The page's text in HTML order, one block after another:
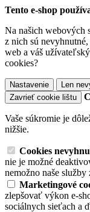
Tento e-shop
Na našich webových
z nich sú
web a váš
cookies?
Nastavenie Len
Zavrieť cookie lištu
Vaše súkromie je
nižšie.
Cookies
nie je možné
nemožno naše
Marketingové
zlepšovať výkon e-
sociálnych sieťach a